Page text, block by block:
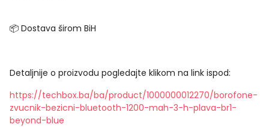
📦 Dostava širom BiH
Detaljnije o proizvodu pogledajte klikom na link ispod:
https://techbox.ba/ba/product/1000000012270/borofone-
zvucnik-bezicni-bluetooth-1200-mah-3-h-plava-br1-
beyond-blue